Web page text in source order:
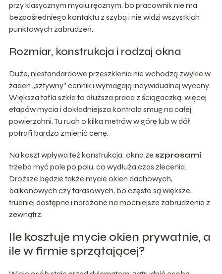
przy klasycznym myciu ręcznym, bo pracownik nie ma
bezpośredniego kontaktu z szybą i nie widzi wszystkich
punktowych zabrudzeń.
Rozmiar, konstrukcja i rodzaj okna
Duże, niestandardowe przeszklenia nie wchodzą zwykle w
żaden „sztywny” cennik i wymagają indywidualnej wyceny.
Większa tafla szkła to dłuższa praca z ściągaczką, więcej
etapów mycia i dokładniejsza kontrola smug na całej
powierzchni. Tu ruch o kilka metrów w górę lub w dół
potrafi bardzo zmienić cenę.
Na koszt wpływa też konstrukcja: okna ze szprosami
trzeba myć pole po polu, co wydłuża czas zlecenia.
Droższe będzie także mycie okien dachowych,
balkonowych czy tarasowych, bo często są większe,
trudniej dostępne i narażone na mocniejsze zabrudzenia z
zewnątrz.
Ile kosztuje mycie okien prywatnie, a
ile w firmie sprzątającej?